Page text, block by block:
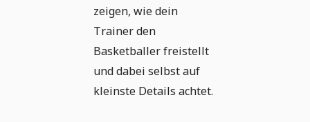
zeigen, wie dein
Trainer den
Basketballer freistellt
und dabei selbst auf
kleinste Details achtet.